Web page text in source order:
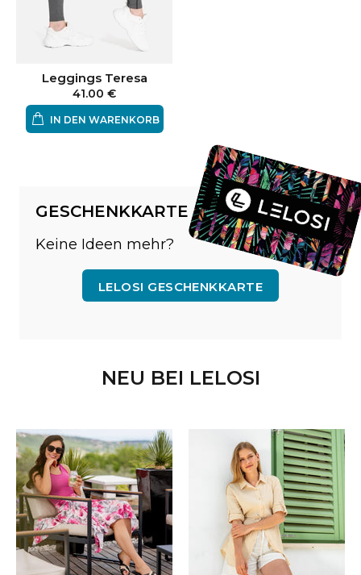
Leggings Teresa
41.00 €
IN DEN WARENKORB
GESCHENKKARTE
Keine Ideen mehr?
LELOSI GESCHENKKARTE
NEU BEI LELOSI